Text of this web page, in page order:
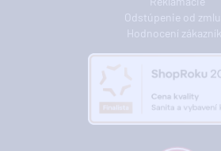
Odstúpenie od
Hodnocení